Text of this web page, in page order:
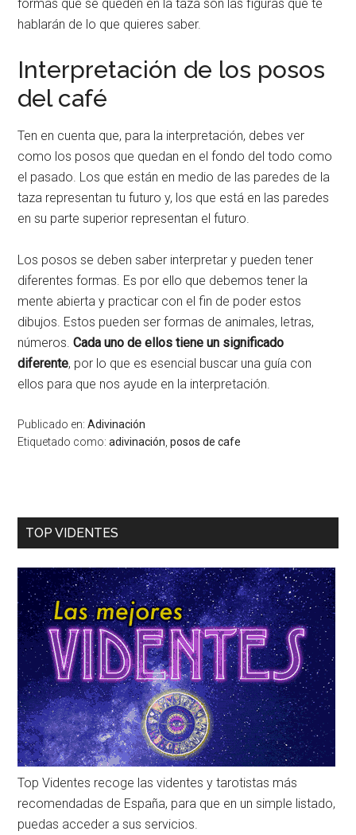
formas que se queden en la taza son las figuras que te
hablarán de lo que quieres saber.
Interpretación de los posos
del café
Ten en cuenta que, para la interpretación, debes ver
como los posos que quedan en el fondo del todo como
el pasado. Los que están en medio de las paredes de la
taza representan tu futuro y, los que está en las paredes
en su parte superior representan el futuro.
Los posos se deben saber interpretar y pueden tener
diferentes formas. Es por ello que debemos tener la
mente abierta y practicar con el fin de poder estos
dibujos. Estos pueden ser formas de animales, letras,
números. Cada uno de ellos tiene un significado
diferente, por lo que es esencial buscar una guía con
ellos para que nos ayude en la interpretación.
Publicado en:Adivinación
Etiquetado como:adivinación ,posos de cafe
TOP VIDENTES
Top Videntes recoge las videntes y tarotistas más
recomendadas de España, para que en un simple listado,
puedas acceder a sus servicios.